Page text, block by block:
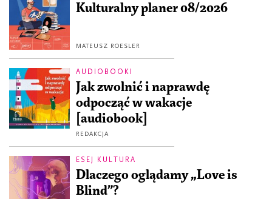
Kulturalny planer 08/2026
MATEUSZ ROESLER
AUDIOBOOKI
Jak zwolnić i naprawdę
odpocząć w wakacje
[audiobook]
REDAKCJA
ESEJ KULTURA
Dlaczego oglądamy „Love is
Blind”?